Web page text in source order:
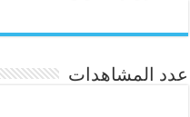
عدد المشاهدات